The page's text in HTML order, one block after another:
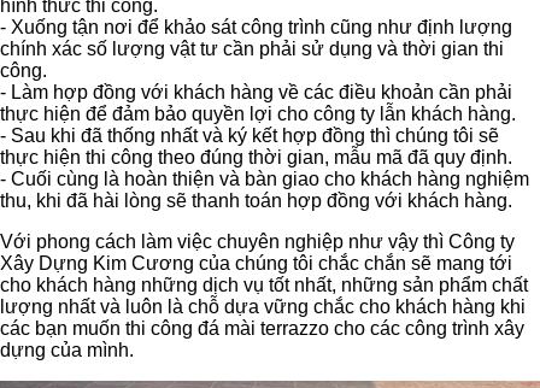
hình thức thi công.
- Xuống tận nơi để khảo sát công trình cũng như định lượng
chính xác số lượng vật tư cần phải sử dụng và thời gian thi
công.
- Làm hợp đồng với khách hàng về các điều khoản cần phải
thực hiện để đảm bảo quyền lợi cho công ty lẫn khách hàng.
- Sau khi đã thống nhất và ký kết hợp đồng thì chúng tôi sẽ
thực hiện thi công theo đúng thời gian, mẫu mã đã quy định.
- Cuối cùng là hoàn thiện và bàn giao cho khách hàng nghiệm
thu, khi đã hài lòng sẽ thanh toán hợp đồng với khách hàng.
Với phong cách làm việc chuyên nghiệp như vậy thì Công ty
Xây Dựng Kim Cương của chúng tôi chắc chắn sẽ mang tới
cho khách hàng những dịch vụ tốt nhất, những sản phẩm chất
lượng nhất và luôn là chỗ dựa vững chắc cho khách hàng khi
các bạn muốn thi công đá mài terrazzo cho các công trình xây
dựng của mình.